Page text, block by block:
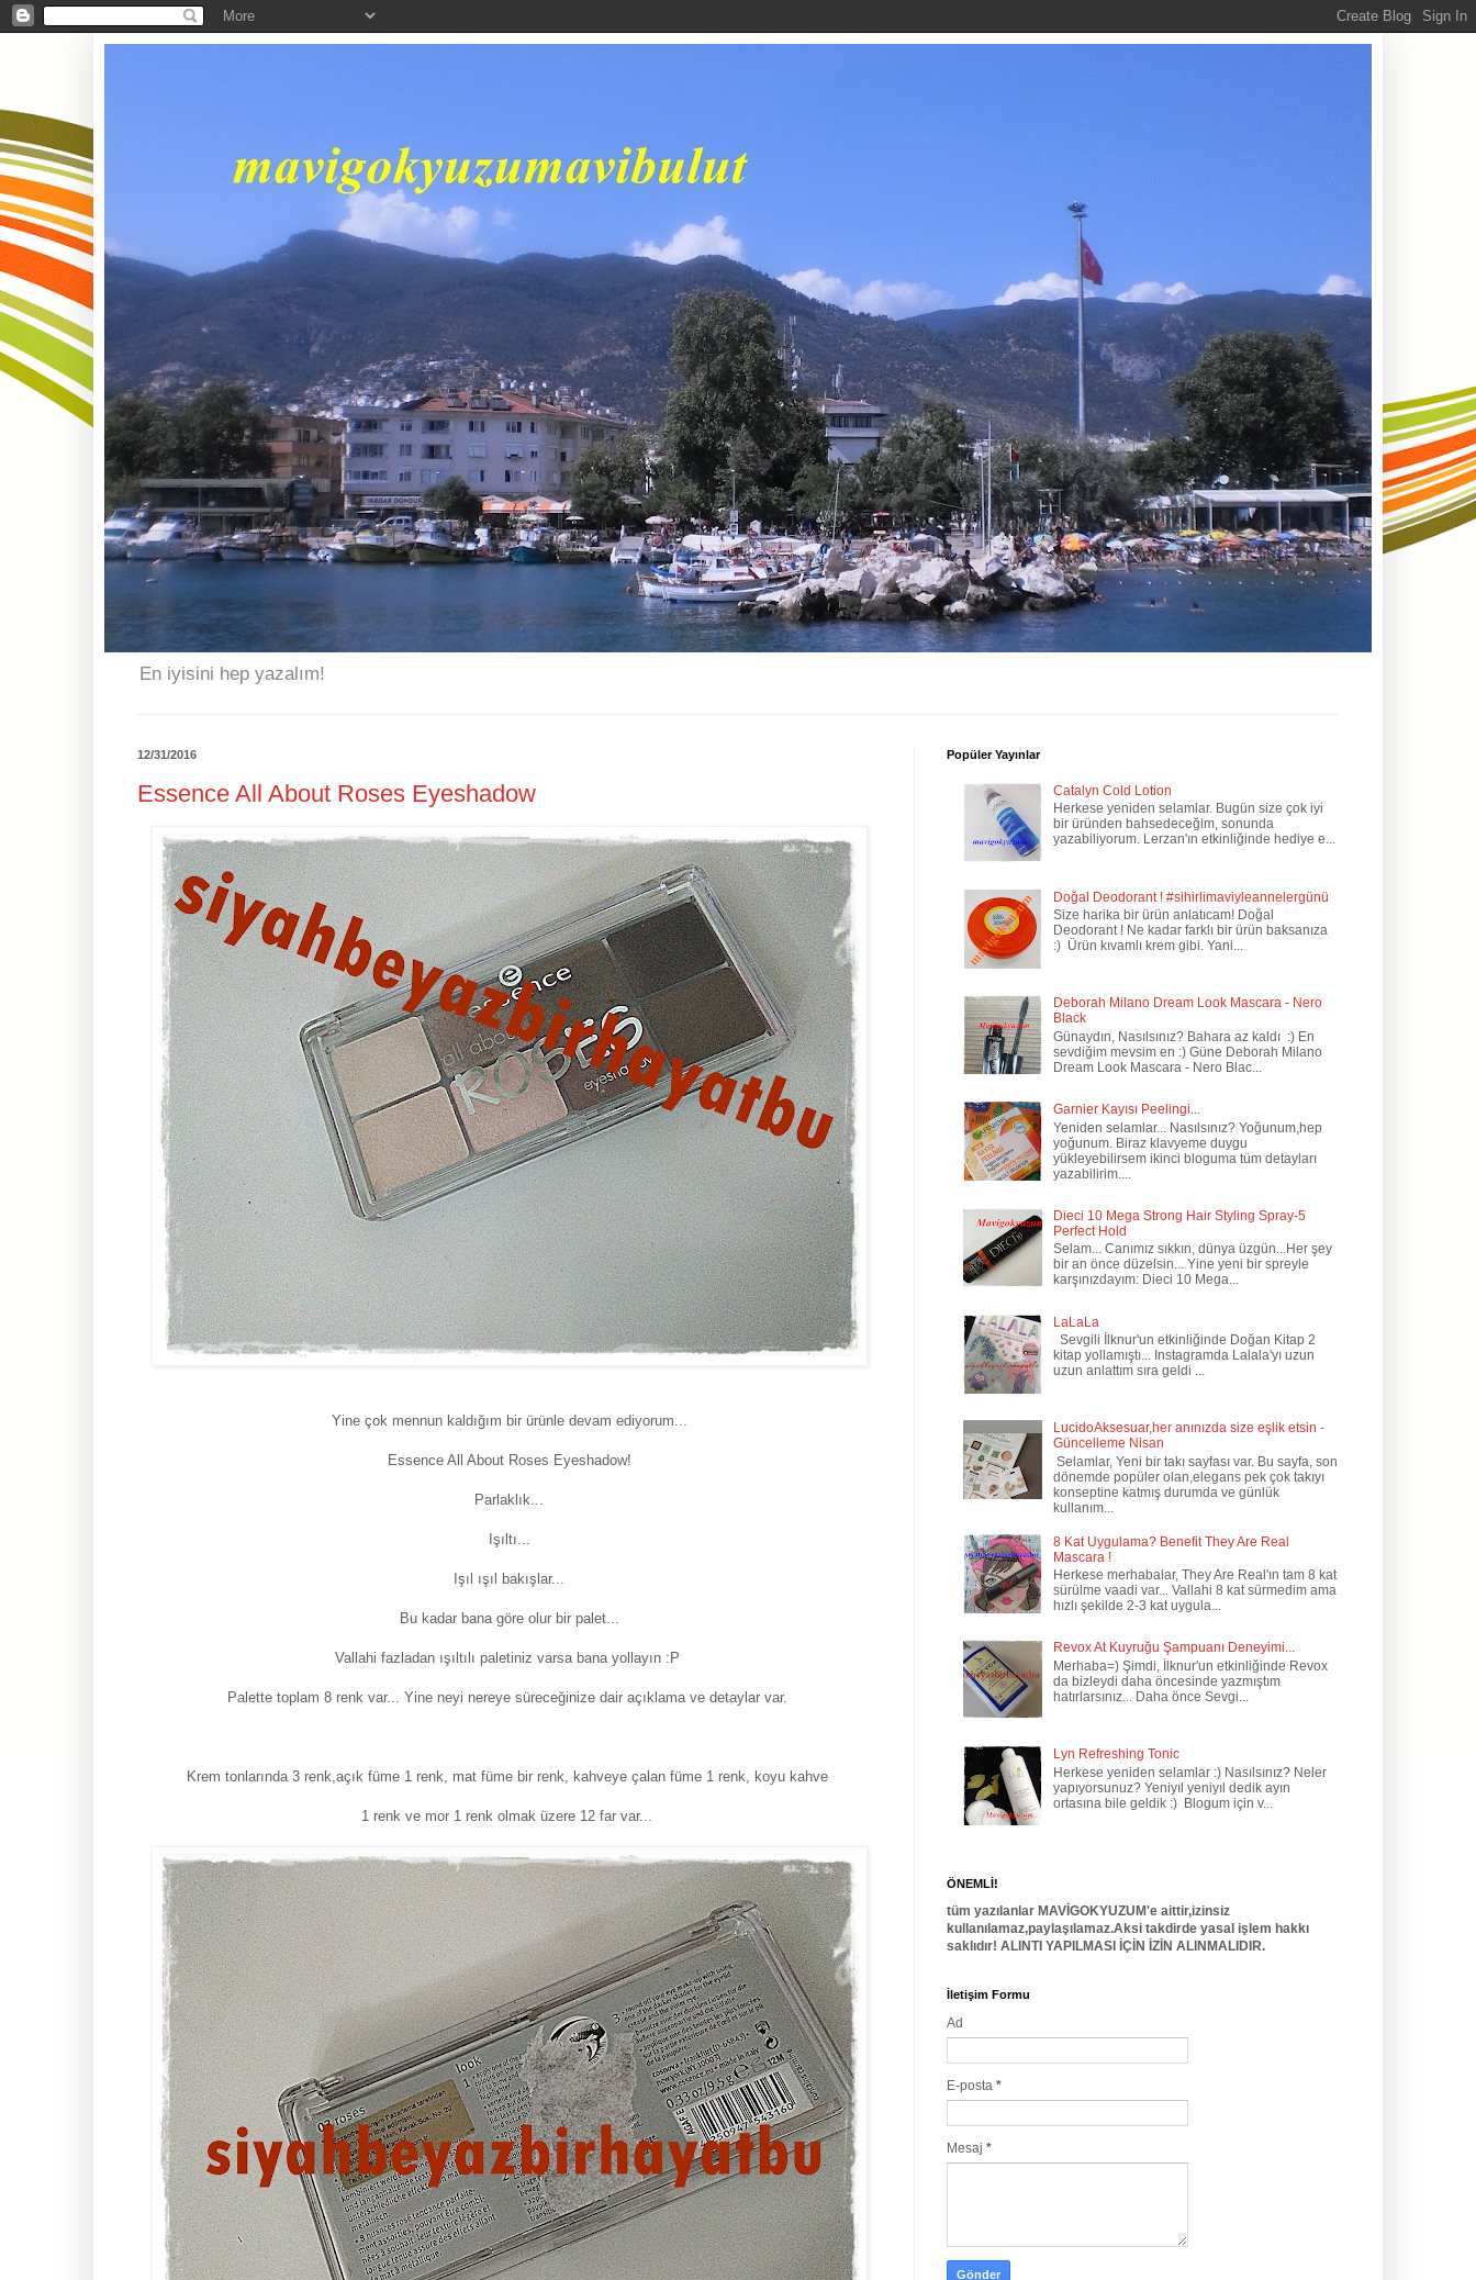
En iyisini hep yazalım!
12/31/2016
Essence All About Roses Eyeshadow
Yine çok mennun kaldığım bir ürünle devam ediyorum...
Essence All About Roses Eyeshadow!
Parlaklık...
Işıltı...
Işıl ışıl bakışlar...
Bu kadar bana göre olur bir palet...
Vallahi fazladan ışıltılı paletiniz varsa bana yollayın :P
Palette toplam 8 renk var... Yine neyi nereye süreceğinize dair açıklama ve detaylar var.
Krem tonlarında 3 renk,açık füme 1 renk, mat füme bir renk, kahveye çalan füme 1 renk, koyu kahve
1 renk ve mor 1 renk olmak üzere 12 far var...
Popüler Yayınlar
Catalyn Cold Lotion
Herkese yeniden selamlar. Bugün size çok iyi
bir üründen bahsedeceğim, sonunda
yazabiliyorum. Lerzan'ın etkinliğinde hediye e...
Doğal Deodorant ! #sihirlimaviyleannelergünü
Size harika bir ürün anlatıcam! Doğal
Deodorant ! Ne kadar farklı bir ürün baksanıza
:) Ürün kıvamlı krem gibi. Yani...
Deborah Milano Dream Look Mascara - Nero
Black
Günaydın, Nasılsınız? Bahara az kaldı :) En
sevdiğim mevsim en :) Güne Deborah Milano
Dream Look Mascara - Nero Blac...
Garnier Kayısı Peelingi...
Yeniden selamlar... Nasılsınız? Yoğunum,hep
yoğunum. Biraz klavyeme duygu
yükleyebilirsem ikinci bloguma tüm detayları
yazabilirim....
Dieci 10 Mega Strong Hair Styling Spray-5
Perfect Hold
Selam... Canımız sıkkın, dünya üzgün...Her şey
bir an önce düzelsin... Yine yeni bir spreyle
karşınızdayım: Dieci 10 Mega...
LaLaLa
Sevgili İlknur'un etkinliğinde Doğan Kitap 2
kitap yollamıştı... Instagramda Lalala'yı uzun
uzun anlattım sıra geldi ...
LucidoAksesuar,her anınızda size eşlik etsin -
Güncelleme Nisan
Selamlar, Yeni bir takı sayfası var. Bu sayfa, son
dönemde popüler olan,elegans pek çok takıyı
konseptine katmış durumda ve günlük
kullanım...
8 Kat Uygulama? Benefit They Are Real
Mascara !
Herkese merhabalar, They Are Real'ın tam 8 kat
sürülme vaadi var... Vallahi 8 kat sürmedim ama
hızlı şekilde 2-3 kat uygula...
Revox At Kuyruğu Şampuanı Deneyimi...
Merhaba=) Şimdi, İlknur'un etkinliğinde Revox
da bizleydi daha öncesinde yazmıştım
hatırlarsınız... Daha önce Sevgi...
Lyn Refreshing Tonic
Herkese yeniden selamlar :) Nasılsınız? Neler
yapıyorsunuz? Yeniyıl yeniyıl dedik ayın
ortasına bile geldik :) Blogum için v...
ÖNEMLİ!
tüm yazılanlar MAVİGOKYUZUM'e aittir,izinsiz
kullanılamaz,paylaşılamaz.Aksi takdirde yasal işlem hakkı
saklıdır! ALINTI YAPILMASI İÇİN İZİN ALINMALIDIR.
İletişim Formu
Ad
E-posta *
Mesaj *